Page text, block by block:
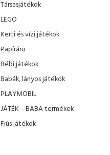
Társasjátékok
LEGO
Kerti és vízi játékok
Papíráru
Bébi játékok
Babák, lányos játékok
PLAYMOBIL
JÁTÉK – BABA termékek
Fiús játékok